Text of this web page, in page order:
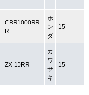
CBR1000RR-
R
ホ
ン
ダ
15
ZX-10RR
カ
ワ
サ
キ
15